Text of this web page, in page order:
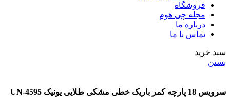
فروشگاه
مجله چی هوم
درباره ما
تماس با ما
سبد خرید
بستن
سرویس 18 پارچه کمر باریک خطی مشکی طلایی یونیک UN-4595